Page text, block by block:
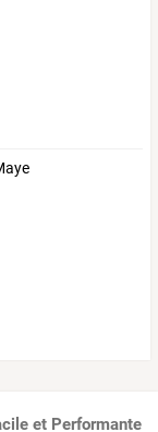
et Performante